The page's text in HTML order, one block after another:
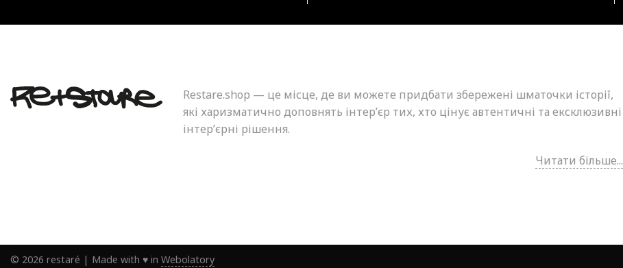
Restare.shop — це місце, де ви можете придбати збережені шматочки історії,
які харизматично доповнять інтер’єр тих, хто цінує автентичні та ексклюзивні
інтер’єрні рішення.
Читати більше...
© 2026 restaré | Made with ♥ in Webolatory